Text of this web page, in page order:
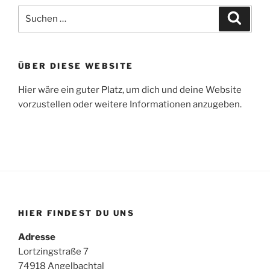
nach:
ÜBER DIESE WEBSITE
Hier wäre ein guter Platz, um dich und deine Website
vorzustellen oder weitere Informationen anzugeben.
HIER FINDEST DU UNS
Adresse
Lortzingstraße 7
74918 Angelbachtal